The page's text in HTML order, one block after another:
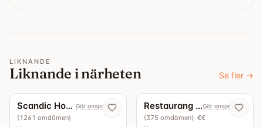
LIKNANDE
Liknande i närheten Se fler →
Scandic Hotell - Restaurang köksbaren Gör anspråk nu
(1261 omdömen)
Restaurang ÅnganGör anspråk nu
(375 omdömen)· €€